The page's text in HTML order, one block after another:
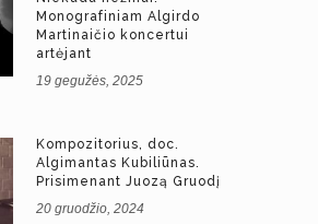
Monografiniam Algirdo
Martinaičio koncertui
artėjant
19 gegužės, 2025
Kompozitorius, doc.
Algimantas Kubiliūnas.
Prisimenant Juozą Gruodį
20 gruodžio, 2024